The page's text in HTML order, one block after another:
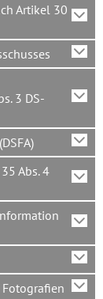
Artikel 30
3 DS-
Abs. 4